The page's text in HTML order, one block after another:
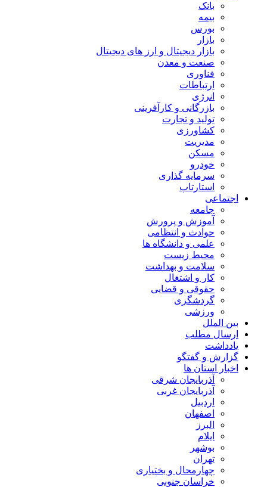
بانک
بیمه
بورس
بازار
بازار دیجیتال و ارز های دیجیتال
صنعت و معدن
فناوری
ارتباطات
انرژی
بازرگانی و کارآفرینی
تولید و تجارت
کشاورزی
مدیریت
مسکن
خودرو
سرمایه گذاری
استارتاپ
اجتماعی
جامعه
آموزش و پرورش
حوادث و انتظامی
علمی و دانشگاه ها
محیط زیست
سلامت و بهداشت
کار و اشتغال
حقوقی و قضایی
گردشگری
ورزشی
بین الملل
ارسال مطلب
یادداشت
گزارش و گفتگو
اخبار استان ها
آذربایجان شرقی
آذربایجان غربی
اردبیل
اصفهان
البرز
ایلام
بوشهر
تهران
چهارمحال و بختیاری
خراسان جنوبی